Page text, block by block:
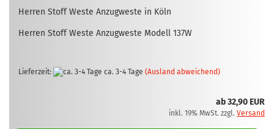
Her­ren Stoff Weste An­zug­wes­te in Köln
Her­ren Stoff Weste An­zug­wes­te Mo­dell 137W
Lieferzeit: ca. 3-4 Tage (Ausland abweichend)
ab 32,90 EUR
inkl. 19% MwSt. zzgl. Versand